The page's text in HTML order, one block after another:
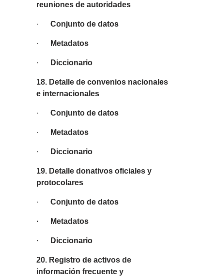
reuniones de autoridades
· Conjunto de datos
· Metadatos
· Diccionario
18. Detalle de convenios nacionales
e internacionales
· Conjunto de datos
· Metadatos
· Diccionario
19. Detalle donativos oficiales y
protocolares
· Conjunto de datos
· Metadatos
· Diccionario
20. Registro de activos de
información frecuente y